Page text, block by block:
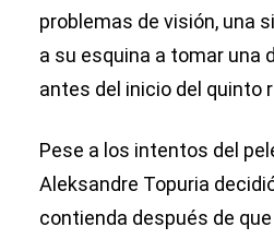
problemas de visión, una
a su esquina a tomar una
antes del inicio del quinto
Pese a los intentos del
Aleksandre Topuria
contienda después de